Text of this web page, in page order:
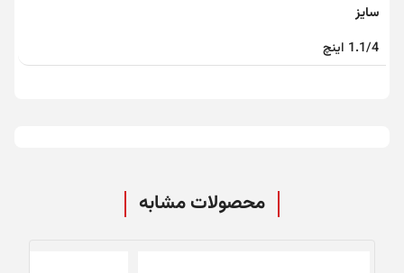
سایز
1.1/4 اینچ
محصولات مشابه